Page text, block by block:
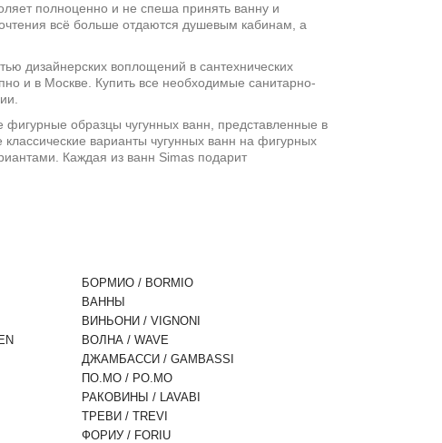
полноценно и не спеша принять ванну и
всё больше отдаются душевым кабинам, а
дизайнерских воплощений в сантехнических
и в Москве. Купить все необходимые санитарно-
фигурные образцы чугунных ванн, представленные в
варианты чугунных ванн на фигурных
Каждая из ванн Simas подарит
БОРМИО / BORMIO
ВАННЫ
ВИНЬОНИ / VIGNONI
ВОЛНА / WAVE
ДЖАМБАССИ / GAMBASSI
ПО.МО / PO.MO
РАКОВИНЫ / LAVABI
ТРЕВИ / TREVI
ФОРИУ / FORIU